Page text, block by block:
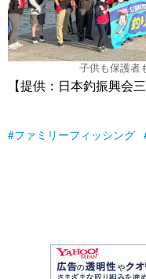
子供も保護者
【提供：日本釣振興会
ファミリーフィッシング